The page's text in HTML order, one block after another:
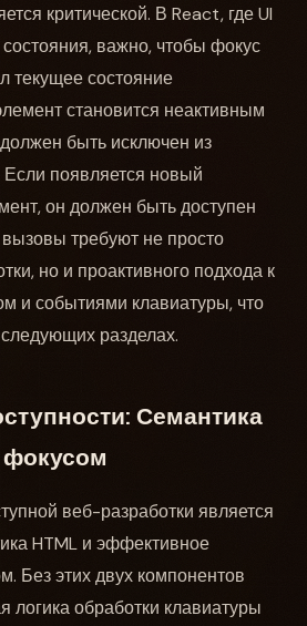
критической. В React, где UI
важно, чтобы фокус
текущее состояние
становится неактивным
быть исключен из
Если появляется новый
он должен быть доступен
требуют не просто
но и проактивного подхода к
и событиями клавиатуры, что
разделах.
Семантика
фокусом
веб-разработки является
HTML и эффективное
Без этих двух компонентов
логика обработки клавиатуры